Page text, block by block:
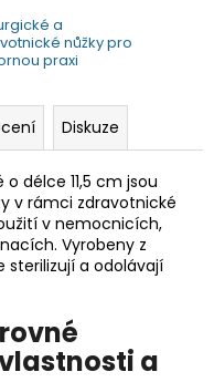
a
nůžky pro
praxi
Diskuze
délce 11,5 cm jsou
v rámci zdravotnické
v nemocnicích,
Vyrobeny z
sterilizují a odolávají
a